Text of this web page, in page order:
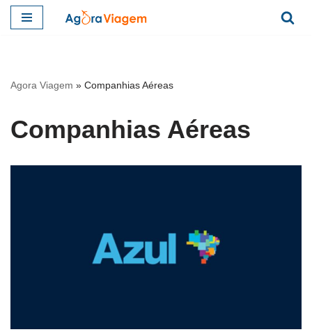
conteúdo
Agora Viagem » Companhias Aéreas
Companhias Aéreas